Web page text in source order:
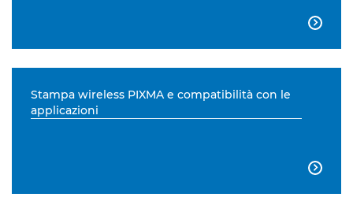

Stampa wireless PIXMA e compatibilità con le
applicazioni
